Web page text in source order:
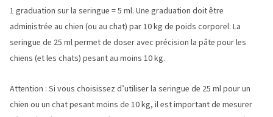
1 graduation sur la seringue = 5 ml. Une graduation doit être
administrée au chien (ou au chat) par 10 kg de poids corporel. La
seringue de 25 ml permet de doser avec précision la pâte pour les
chiens (et les chats) pesant au moins 10 kg.
Attention : Si vous choisissez d’utiliser la seringue de 25 ml pour un
chien ou un chat pesant moins de 10 kg, il est important de mesurer